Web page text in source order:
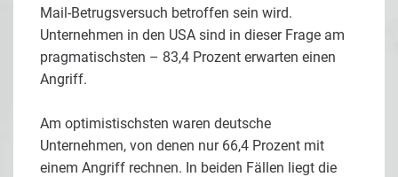
Mail-Betrugsversuch betroffen sein wird.
Unternehmen in den USA sind in dieser Frage am
pragmatischsten – 83,4 Prozent erwarten einen
Angriff.
Am optimistischsten waren deutsche
Unternehmen, von denen nur 66,4 Prozent mit
einem Angriff rechnen. In beiden Fällen liegt die